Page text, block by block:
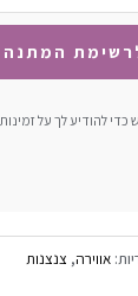
להודיע ​​לך על
אווירה, צנצנות